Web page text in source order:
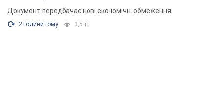
Документ передбачає нові економічні обмеження
2 години тому 3,5 т.